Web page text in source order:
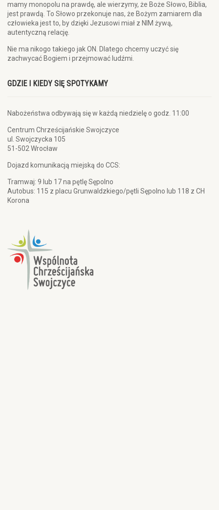
mamy monopolu na prawdę, ale wierzymy, że Boże Słowo, Biblia,
jest prawdą. To Słowo przekonuje nas, że Bożym zamiarem dla
człowieka jest to, by dzięki Jezusowi miał z NIM żywą,
autentyczną relację.
Nie ma nikogo takiego jak ON. Dlatego chcemy uczyć się
zachwycać Bogiem i przejmować ludźmi.
GDZIE I KIEDY SIĘ SPOTYKAMY
Nabożeństwa odbywają się w każdą niedzielę o godz. 11:00
Centrum Chrześcijańskie Swojczyce
ul. Swojczycka 105
51-502 Wrocław
Dojazd komunikacją miejską do CCS:
Tramwaj: 9 lub 17 na pętlę Sępolno
Autobus: 115 z placu Grunwaldzkiego/pętli Sępolno lub 118 z CH
Korona